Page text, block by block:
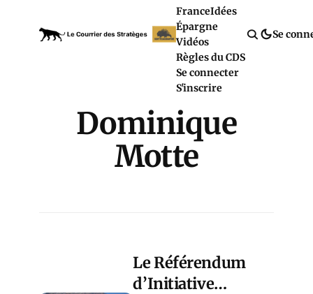
FranceIdées
Épargne
Vidéos
Règles du CDS
Se connecter
S'inscrire
Se
Dominique
Motte
Le Référendum
d’Initiative